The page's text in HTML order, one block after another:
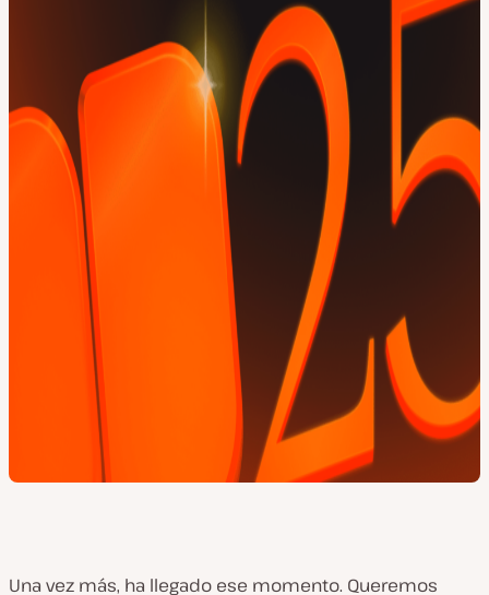
Una vez más, ha llegado ese momento. Queremos